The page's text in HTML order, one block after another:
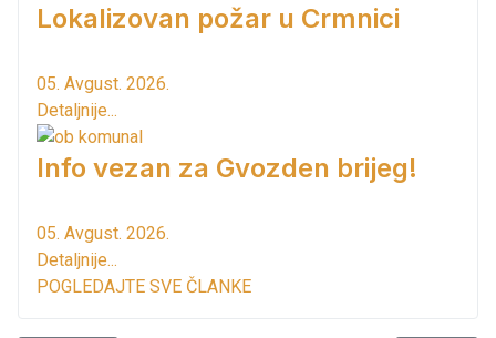
Lokalizovan požar u Crmnici
05. Avgust. 2026.
Detaljnije...
Info vezan za Gvozden brijeg!
05. Avgust. 2026.
Detaljnije...
POGLEDAJTE SVE ČLANKE